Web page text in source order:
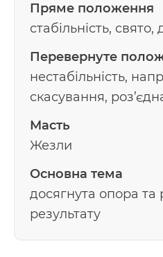
Пряме положення
стабільність, свято,
Перевернуте
нестабільність,
скасування,
Масть
Жезли
Основна тема
досягнута опора та
результату